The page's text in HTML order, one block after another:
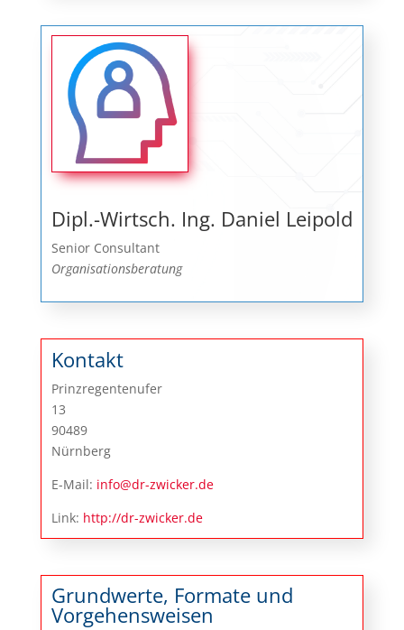
Dipl.-Wirtsch. Ing. Daniel Leipold
Senior Consultant
Organisationsberatung
Kontakt
Prinzregentenufer
13
90489
Nürnberg
E-Mail: info@dr-zwicker.de
Link: http://dr-zwicker.de
Grundwerte, Formate und
Vorgehensweisen